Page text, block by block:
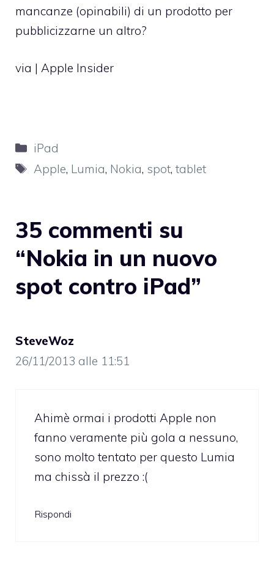
mancanze (opinabili) di un prodotto per
pubblicizzarne un altro?
via | Apple Insider
Categorie
iPad
Tag
Apple, Lumia, Nokia, spot,tablet
35 commenti su
“Nokia in un nuovo
spot contro iPad”
SteveWoz
26/11/2013 alle 11:51
Ahimè ormai i prodotti Apple non
fanno veramente più gola a nessuno,
sono molto tentato per questo Lumia
ma chissà il prezzo :(
Rispondi